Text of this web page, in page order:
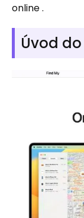
online .
Úvod do